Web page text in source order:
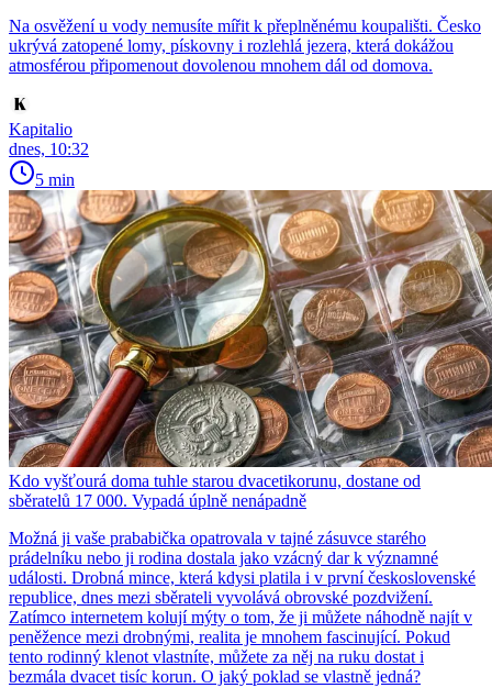
Na osvěžení u vody nemusíte mířit k přeplněnému koupališti. Česko
ukrývá zatopené lomy, pískovny i rozlehlá jezera, která dokážou
atmosférou připomenout dovolenou mnohem dál od domova.
Kapitalio
dnes, 10:32
5 min
Kdo vyšťourá doma tuhle starou dvacetikorunu, dostane od
sběratelů 17 000. Vypadá úplně nenápadně
Možná ji vaše prababička opatrovala v tajné zásuvce starého
prádelníku nebo ji rodina dostala jako vzácný dar k významné
události. Drobná mince, která kdysi platila i v první československé
republice, dnes mezi sběrateli vyvolává obrovské pozdvižení.
Zatímco internetem kolují mýty o tom, že ji můžete náhodně najít v
peněžence mezi drobnými, realita je mnohem fascinující. Pokud
tento rodinný klenot vlastníte, můžete za něj na ruku dostat i
bezmála dvacet tisíc korun. O jaký poklad se vlastně jedná?